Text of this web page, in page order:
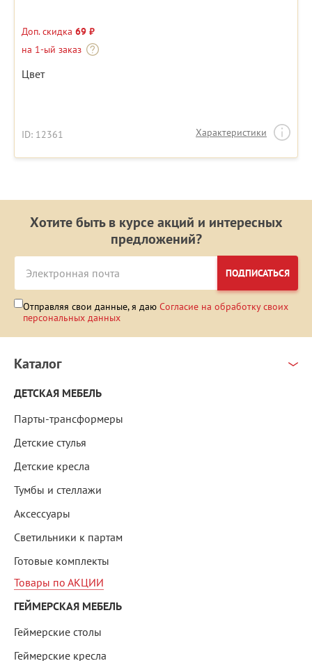
Доп. скидка 69 ₽
на 1-ый заказ
Цвет
ID: 12361 Характеристики
Хотите быть в курсе акций и интересных
предложений?
ПОДПИСАТЬСЯ
Отправляя свои данные, я даю Согласие на обработку своих
персональных данных
Каталог
ДЕТСКАЯ МЕБЕЛЬ
Парты-трансформеры
Детские стулья
Детские кресла
Тумбы и стеллажи
Аксессуары
Светильники к партам
Готовые комплекты
Товары по АКЦИИ
ГЕЙМЕРСКАЯ МЕБЕЛЬ
Геймерские столы
Геймерские кресла